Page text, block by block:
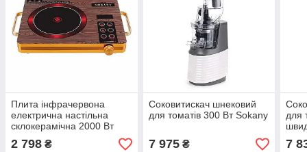
Плита інфрачервона
електрична настільна
склокерамічна 2000 Вт
таймер Sokany SK-3569
2 798 ₴
Соковитискач шнековий
для томатів 300 Вт Sokany
7 975₴
для
7